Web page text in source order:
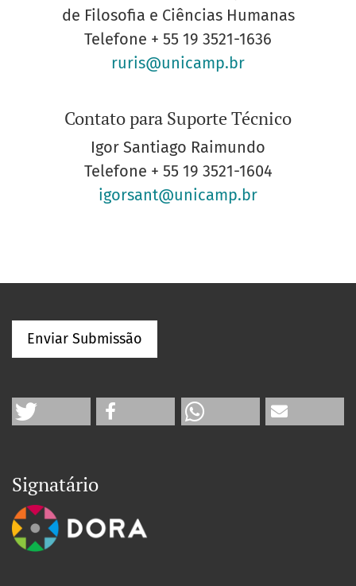
de Filosofia e Ciências Humanas
Telefone + 55 19 3521-1636
ruris@unicamp.br
Contato para Suporte Técnico
Igor Santiago Raimundo
Telefone + 55 19 3521-1604
igorsant@unicamp.br
Enviar Submissão
Signatário